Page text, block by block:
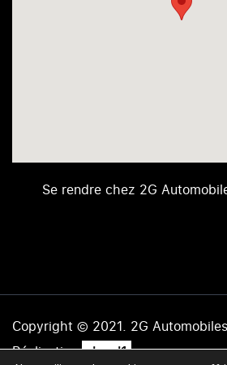
Se rendre chez 2G
Copyright © 2021. 2G
Réalisation .level1